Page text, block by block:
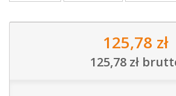
125,78 zł
125,78 zł